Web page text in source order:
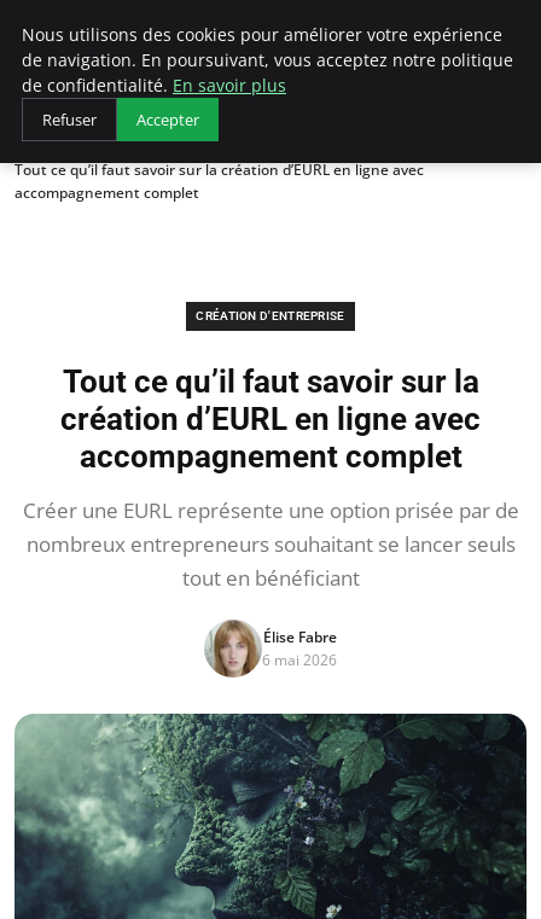
LECFCM
Accueil
Création d'entreprise
Tout ce qu’il faut savoir sur la création d’EURL en ligne avec
accompagnement complet
CRÉATION D'ENTREPRISE
Tout ce qu’il faut savoir sur la
création d’EURL en ligne avec
accompagnement complet
Créer une EURL représente une option prisée par de
nombreux entrepreneurs souhaitant se lancer seuls
tout en bénéficiant
Élise Fabre
6 mai 2026
Nous utilisons des cookies pour améliorer votre expérience
de navigation. En poursuivant, vous acceptez notre politique
de confidentialité. En savoir plus
Refuser Accepter